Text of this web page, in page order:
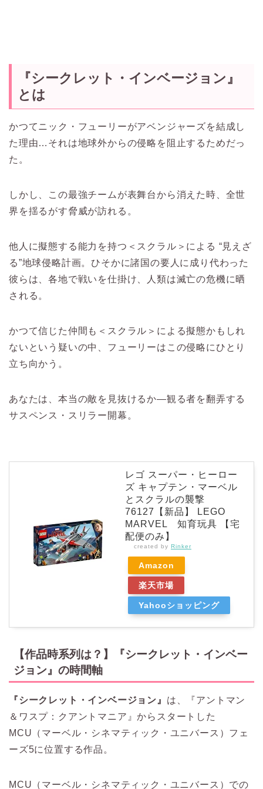
『シークレット・インベージョン』
とは
かつてニック・フューリーがアベンジャーズを結成し
た理由…それは地球外からの侵略を阻止するためだっ
た。
しかし、この最強チームが表舞台から消えた時、全世
界を揺るがす脅威が訪れる。
他人に擬態する能力を持つ＜スクラル＞による “見えざ
る”地球侵略計画。ひそかに諸国の要人に成り代わった
彼らは、各地で戦いを仕掛け、人類は滅亡の危機に晒
される。
かつて信じた仲間も＜スクラル＞による擬態かもしれ
ないという疑いの中、フューリーはこの侵略にひとり
立ち向かう。
あなたは、本当の敵を見抜けるか―観る者を翻弄する
サスペンス・スリラー開幕。
レゴ スーパー・ヒーロー
ズ キャプテン・マーベル
とスクラルの襲撃
76127【新品】 LEGO
MARVEL 知育玩具 【宅
配便のみ】
created by Rinker
Amazon
楽天市場
Yahooショッピング
【作品時系列は？】『シークレット・インベー
ジョン』の時間軸
『シークレット・インベージョン』 は、『アントマン
＆ワスプ：クアントマニア』からスタートした
MCU（マーベル・シネマティック・ユニバース）フェ
ーズ5に位置する作品。
MCU（マーベル・シネマティック・ユニバース）での